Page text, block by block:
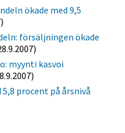
ökade med 9,5
försäljningen ökade
myynti kasvoi
procent på årsnivå